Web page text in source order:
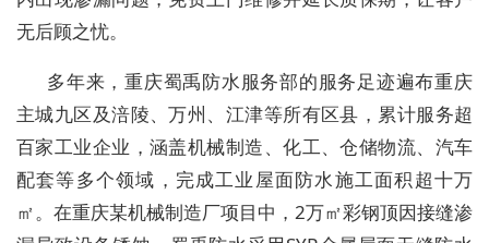
无后顾之忧。
多年来，重庆蜀禹防水服务部的服务足迹遍布重庆
主城九区及涪陵、万州、江津等所有区县，累计服务超
百家工业企业，涵盖机械制造、化工、仓储物流、汽车
配套等多个领域，完成工业屋面防水施工面积超十万
㎡。在重庆某机械制造厂项目中，2万㎡彩钢顶因接缝渗